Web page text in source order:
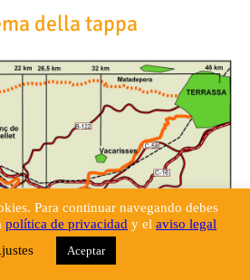
della tappa
Para continuar navegando debes
política de privacidad y el aviso legal
Aceptar